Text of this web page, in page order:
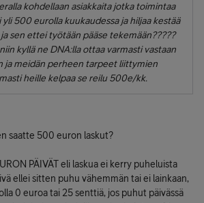
kohdellaan asiakkaita jotka toimintaa
500 eurolla kuukaudessa ja hiljaa kestää
sen ettei työtään pääse tekemään?????
niin kyllä ne DNA:lla ottaa varmasti vastaan
ja meidän perheen tarpeet liittymien
heille kelpaa se reilu 500e/kk.
saatte 500 euron laskut?
PÄIVÄT eli laskua ei kerry puheluista
ellei sitten puhu vähemmän tai ei lainkaan,
0 euroa tai 25 senttiä, jos puhut päivässä